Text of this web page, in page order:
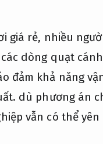
giá rẻ, nhiều
dòng quạt
đảm khả năng
dù phương án
vẫn có thể